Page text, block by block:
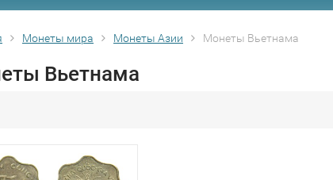
Монеты мира Монеты Азии Монеты Вьетнама
Вьетнама